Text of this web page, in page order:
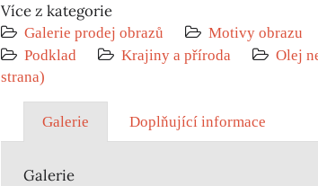
Více z kategorie
Galerie prodej obrazů Motivy obrazu
Podklad
Krajiny a příroda Olej
strana)
Galerie Doplňující informace
Galerie